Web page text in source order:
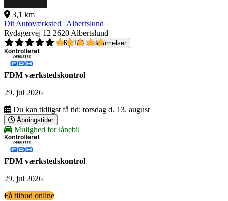
3,1 km
Dit Autoværksted | Albertslund
Rydagervej 12 2620 Albertslund
4,8
106 bedømmelser
FDM værkstedskontrol
29. jul 2026
Du kan tidligst få tid: torsdag d. 13. august
Åbningstider
Mulighed for lånebil
FDM værkstedskontrol
29. jul 2026
Få tilbud online